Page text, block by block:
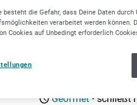
DRUCKEREIEN
Geöffnet• schließt
besteht die Gefahr, dass Deine Daten
verarbeitet werden können.
Cookies auf Unbedingt erforderlich